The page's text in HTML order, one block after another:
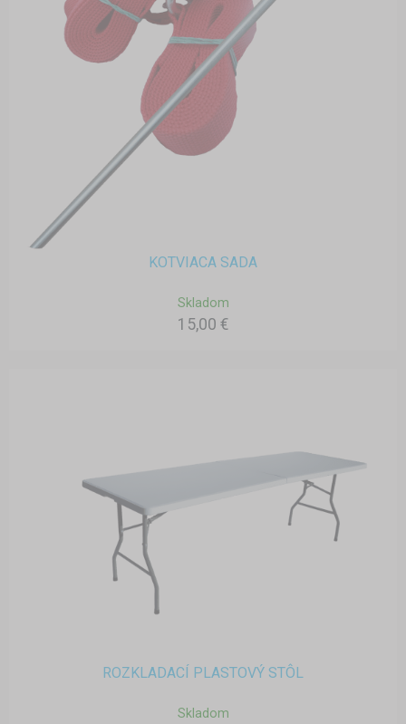
KOTVIACA SADA
Skladom
15,00 €
ROZKLADACÍ PLASTOVÝ STÔL
Skladom